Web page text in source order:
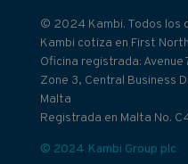
© 2024 Kambi. Todos los
Kambi cotiza en First
Oficina registrada: Avenue
Zone 3, Central Business
Malta
Registrada en Malta No.
© 2024 Kambi Group plc